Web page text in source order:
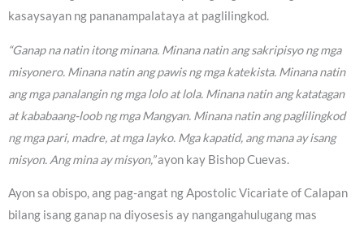
kasaysayan ng pananampalataya at paglilingkod.
“Ganap na natin itong minana. Minana natin ang sakripisyo ng mga
misyonero. Minana natin ang pawis ng mga katekista. Minana natin
ang mga panalangin ng mga lolo at lola. Minana natin ang katatagan
at kababaang-loob ng mga Mangyan. Minana natin ang paglilingkod
ng mga pari, madre, at mga layko. Mga kapatid, ang mana ay isang
misyon. Ang mina ay misyon,”ayon kay Bishop Cuevas.
Ayon sa obispo, ang pag-angat ng Apostolic Vicariate of Calapan
bilang isang ganap na diyosesis ay nangangahulugang mas